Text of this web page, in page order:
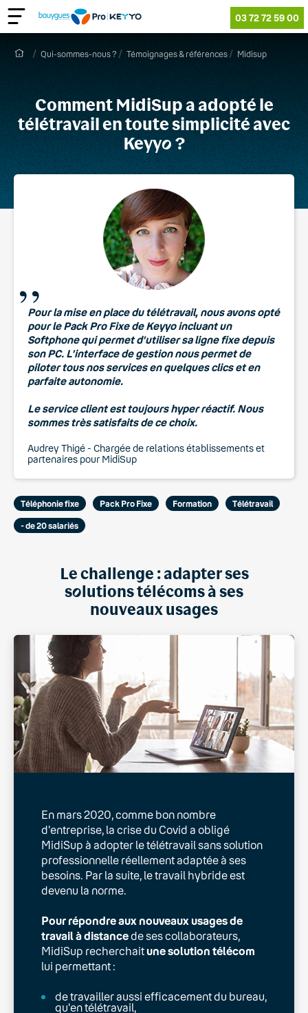
03 72 72 59 00
Qui-sommes-nous ? Témoignages & références Midisup
Comment MidiSup a adopté le
télétravail en toute simplicité avec
Keyyo ?
Pour la mise en place du télétravail, nous avons opté
pour le Pack Pro Fixe de Keyyo incluant un
Softphone qui permet d’utiliser sa ligne fixe depuis
son PC. L’interface de gestion nous permet de
piloter tous nos services en quelques clics et en
parfaite autonomie.
Le service client est toujours hyper réactif. Nous
sommes très satisfaits de ce choix.
Audrey Thigé - Chargée de relations établissements et
partenaires pour MidiSup
Téléphonie fixe Pack Pro Fixe Formation Télétravail
- de 20 salariés
Le challenge : adapter ses
solutions télécoms à ses
nouveaux usages
En mars 2020, comme bon nombre
d'entreprise, la crise du Covid a obligé
MidiSup à adopter le télétravail sans solution
professionnelle réellement adaptée à ses
besoins. Par la suite, le travail hybride est
devenu la norme.
Pour répondre aux nouveaux usages de
travail à distancede ses collaborateurs,
MidiSup recherchait une solution télécom
lui permettant :
de travailler aussi efficacement du bureau,
qu'en télétravail,